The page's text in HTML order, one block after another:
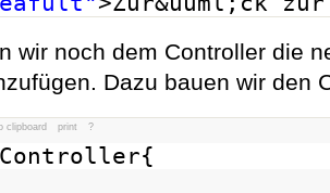
wir noch dem Controller die
Dazu bauen wir den
clipboard print ?